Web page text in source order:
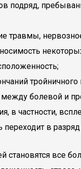
подряд,
травмы,
болевой и
в частности,
переходит в
становятся все